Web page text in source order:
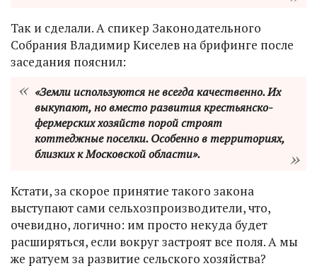
Так и сделали. А спикер Законодательного
Собрания Владимир Киселев на брифинге после
заседания пояснил:
«Земли используются не всегда качественно. Их
выкупают, но вместо развития крестьянско-
фермерских хозяйств порой строят
коттеджные поселки. Особенно в территориях,
близких к Московской области».
Кстати, за скорое принятие такого закона
выступают сами сельхозпроизводители, что,
очевидно, логично: им просто некуда будет
расширяться, если вокруг застроят все поля. А мы
же ратуем за развитие сельского хозяйства?